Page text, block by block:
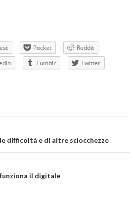
Pocket
Reddit
Tumblr
Twitter
difficoltà e di altre sciocchezze
il digitale